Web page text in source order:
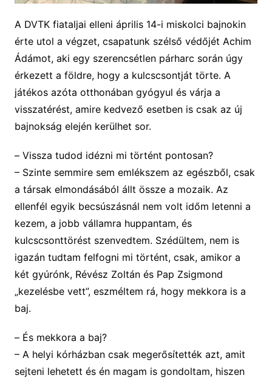
A DVTK fiataljai elleni április 14-i miskolci bajnokin
érte utol a végzet, csapatunk szélső védőjét Achim
Ádámot, aki egy szerencsétlen párharc során úgy
érkezett a földre, hogy a kulcscsontját törte. A
játékos azóta otthonában gyógyul és várja a
visszatérést, amire kedvező esetben is csak az új
bajnokság elején kerülhet sor.
– Vissza tudod idézni mi történt pontosan?
– Szinte semmire sem emlékszem az egészből, csak
a társak elmondásából állt össze a mozaik. Az
ellenfél egyik becsúszásnál nem volt időm letenni a
kezem, a jobb vállamra huppantam, és
kulcscsonttörést szenvedtem. Szédültem, nem is
igazán tudtam felfogni mi történt, csak, amikor a
két gyúrónk, Révész Zoltán és Pap Zsigmond
„kezelésbe vett”, eszméltem rá, hogy mekkora is a
baj.
– És mekkora a baj?
– A helyi kórházban csak megerősítették azt, amit
sejteni lehetett és én magam is gondoltam, hiszen